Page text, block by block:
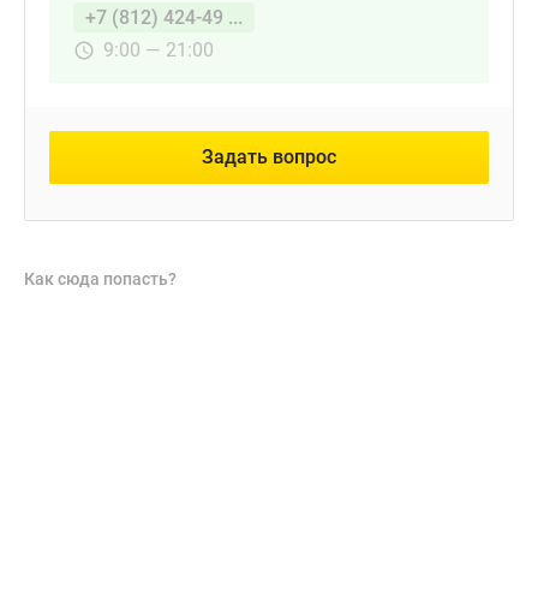
+7 (812) 424-49 ...
9:00 — 21:00
Задать вопрос
Как сюда попасть?